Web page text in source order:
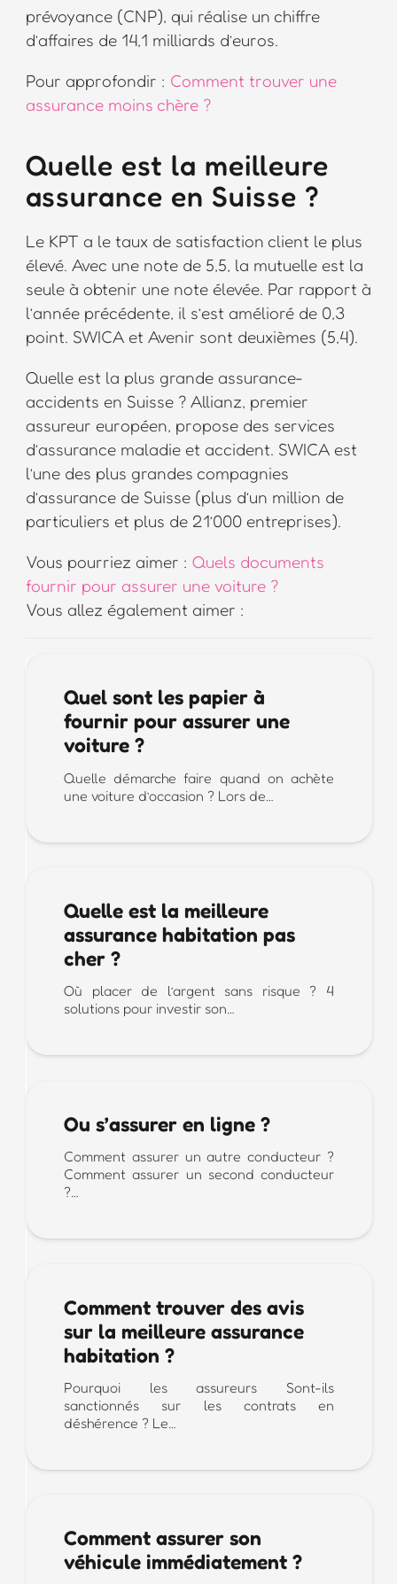
prévoyance (CNP), qui réalise un chiffre
d’affaires de 14,1 milliards d’euros.
Pour approfondir : Comment trouver une
assurance moins chère ?
Quelle est la meilleure
assurance en Suisse ?
Le KPT a le taux de satisfaction client le plus
élevé. Avec une note de 5,5, la mutuelle est la
seule à obtenir une note élevée. Par rapport à
l’année précédente, il s’est amélioré de 0,3
point. SWICA et Avenir sont deuxièmes (5,4).
Quelle est la plus grande assurance-
accidents en Suisse ? Allianz, premier
assureur européen, propose des services
d’assurance maladie et accident. SWICA est
l’une des plus grandes compagnies
d’assurance de Suisse (plus d’un million de
particuliers et plus de 21’000 entreprises).
Vous pourriez aimer : Quels documents
fournir pour assurer une voiture ?
Vous allez également aimer :
Quel sont les papier à
fournir pour assurer une
voiture ?
Quelle démarche faire quand on achète
une voiture d’occasion ? Lors de…
Quelle est la meilleure
assurance habitation pas
cher ?
Où placer de l’argent sans risque ? 4
solutions pour investir son…
Ou s’assurer en ligne ?
Comment assurer un autre conducteur ?
Comment assurer un second conducteur
?…
Comment trouver des avis
sur la meilleure assurance
habitation ?
Pourquoi les assureurs Sont-ils
sanctionnés sur les contrats en
déshérence ? Le…
Comment assurer son
véhicule immédiatement ?